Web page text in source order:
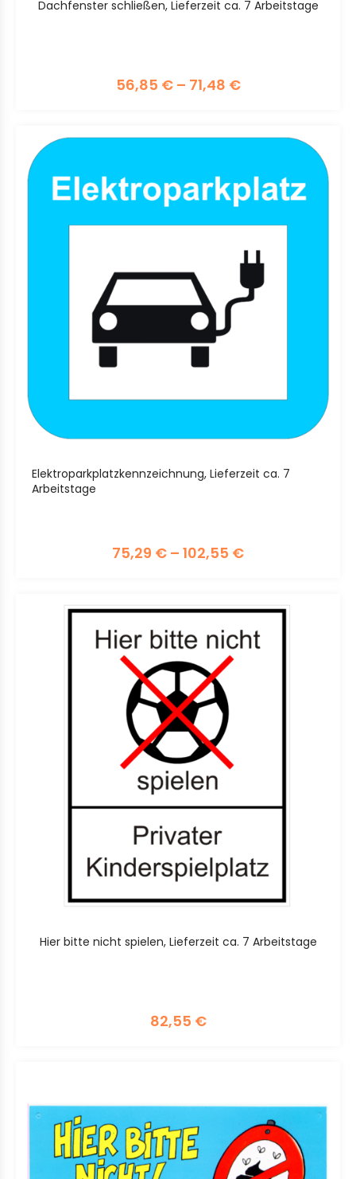
Dachfenster schließen, Lieferzeit ca. 7 Arbeitstage
56,85 €– 71,48 €
Elektroparkplatzkennzeichnung, Lieferzeit ca. 7
Arbeitstage
75,29 € – 102,55 €
Hier bitte nicht spielen, Lieferzeit ca. 7 Arbeitstage
82,55 €